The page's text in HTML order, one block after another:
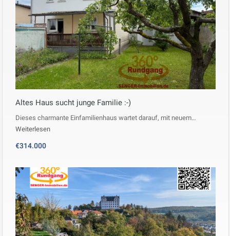
Altes Haus sucht junge Familie :-)
Dieses charmante Einfamilienhaus wartet darauf, mit neuem…
Weiterlesen
€314.000